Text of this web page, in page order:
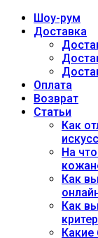
Шоу-рум
Доставка
Оплата
Возврат
Статьи
Как
На
Как
Как